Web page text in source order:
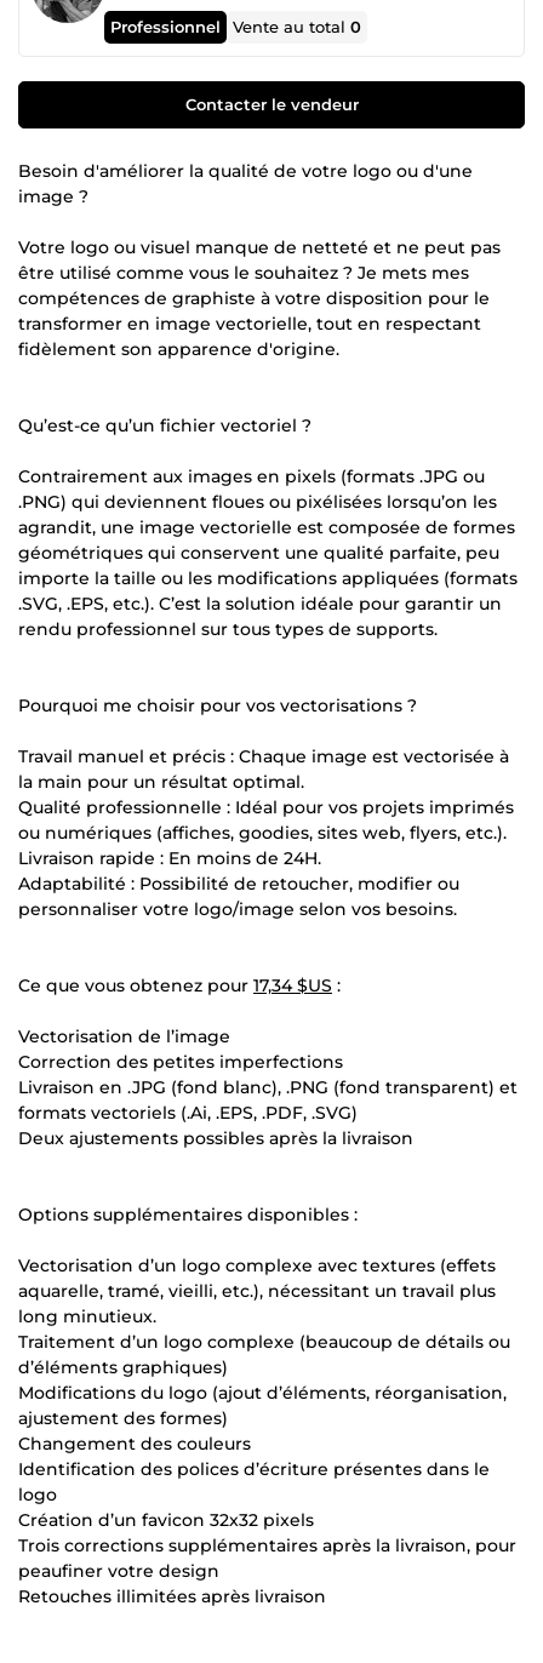
Professionnel Vente au total0
Contacter le vendeur
Besoin d'améliorer la qualité de votre logo ou d'une
image ?
Votre logo ou visuel manque de netteté et ne peut pas
être utilisé comme vous le souhaitez ? Je mets mes
compétences de graphiste à votre disposition pour le
transformer en image vectorielle, tout en respectant
fidèlement son apparence d'origine.
Qu’est-ce qu’un fichier vectoriel ?
Contrairement aux images en pixels (formats .JPG ou
.PNG) qui deviennent floues ou pixélisées lorsqu’on les
agrandit, une image vectorielle est composée de formes
géométriques qui conservent une qualité parfaite, peu
importe la taille ou les modifications appliquées (formats
.SVG, .EPS, etc.). C’est la solution idéale pour garantir un
rendu professionnel sur tous types de supports.
Pourquoi me choisir pour vos vectorisations ?
Travail manuel et précis : Chaque image est vectorisée à
la main pour un résultat optimal.
Qualité professionnelle : Idéal pour vos projets imprimés
ou numériques (affiches, goodies, sites web, flyers, etc.).
Livraison rapide : En moins de 24H.
Adaptabilité : Possibilité de retoucher, modifier ou
personnaliser votre logo/image selon vos besoins.
Ce que vous obtenez pour 17,34 $US :
Vectorisation de l’image
Correction des petites imperfections
Livraison en .JPG (fond blanc), .PNG (fond transparent) et
formats vectoriels (.Ai, .EPS, .PDF, .SVG)
Deux ajustements possibles après la livraison
Options supplémentaires disponibles :
Vectorisation d’un logo complexe avec textures (effets
aquarelle, tramé, vieilli, etc.), nécessitant un travail plus
long minutieux.
Traitement d’un logo complexe (beaucoup de détails ou
d’éléments graphiques)
Modifications du logo (ajout d’éléments, réorganisation,
ajustement des formes)
Changement des couleurs
Identification des polices d’écriture présentes dans le
logo
Création d’un favicon 32x32 pixels
Trois corrections supplémentaires après la livraison, pour
peaufiner votre design
Retouches illimitées après livraison